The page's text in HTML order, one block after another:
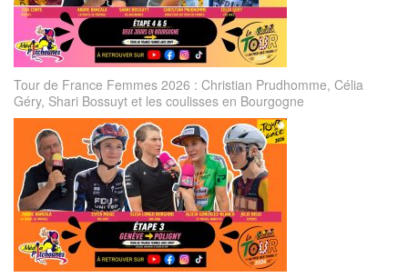
Tour de France Femmes 2026 : Christian Prudhomme, Célia
Géry, Shari Bossuyt et les coulisses en Bourgogne